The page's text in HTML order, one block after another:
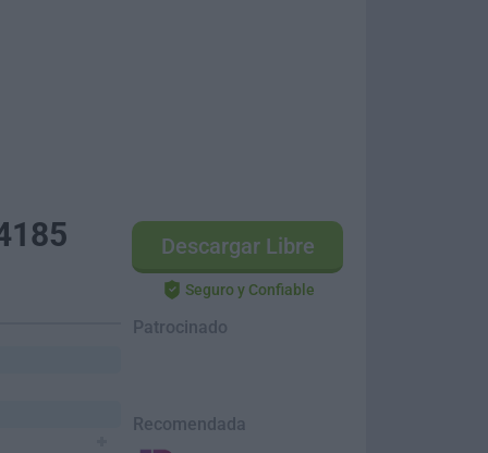
Descargar Libre
Seguro y Confiable
Patrocinado
Recomendada